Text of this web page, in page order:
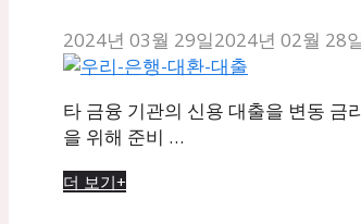
2024년 03월 29일2024년 02월 28
타 금융 기관의 신용 대출을 변동 금
을 위해 준비 …
더 보기+